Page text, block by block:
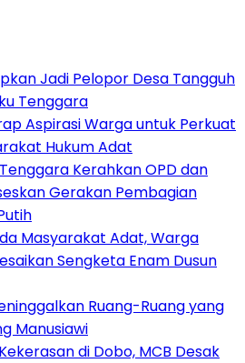
Jadi Pelopor Desa Tangguh
Tenggara
Aspirasi Warga untuk Perkuat
Hukum Adat
Kerahkan OPD dan
Gerakan Pembagian
Masyarakat Adat, Warga
Sengketa Enam Dusun
Ruang-Ruang yang
Manusiawi
di Dobo, MCB Desak